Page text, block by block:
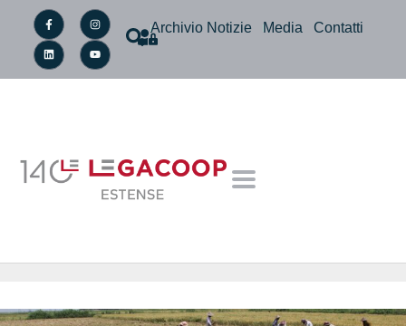
Archivio Notizie Media Contatti